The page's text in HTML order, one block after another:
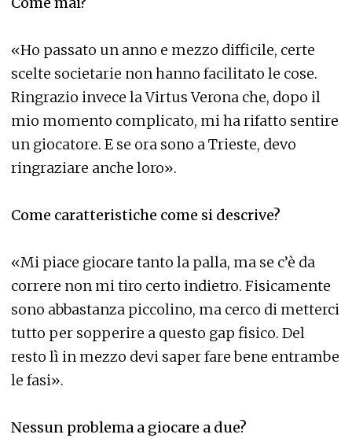
«Ho passato un anno e mezzo difficile, certe
scelte societarie non hanno facilitato le cose.
Ringrazio invece la Virtus Verona che, dopo il
mio momento complicato, mi ha rifatto sentire
un giocatore. E se ora sono a Trieste, devo
ringraziare anche loro».
Come caratteristiche come si descrive?
«Mi piace giocare tanto la palla, ma se c’è da
correre non mi tiro certo indietro. Fisicamente
sono abbastanza piccolino, ma cerco di metterci
tutto per sopperire a questo gap fisico. Del
resto lì in mezzo devi saper fare bene entrambe
le fasi».
Nessun problema a giocare a due?